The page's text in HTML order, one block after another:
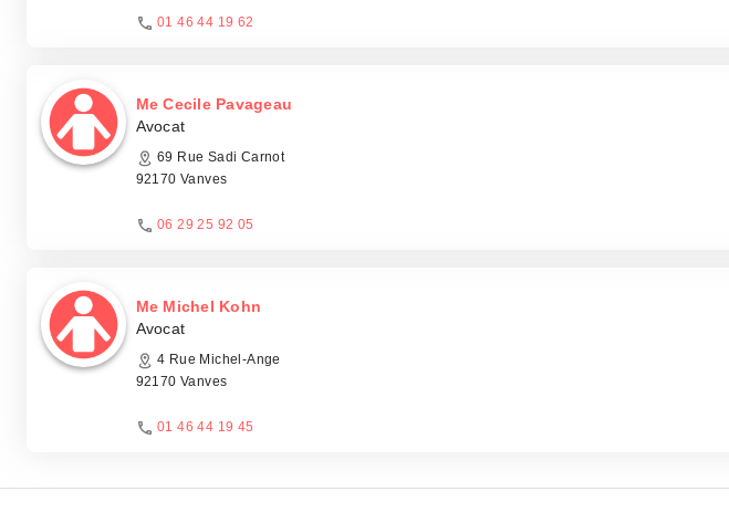
01 46 44 19 62
Me Cecile Pavageau
Avocat
69 Rue Sadi Carnot
92170 Vanves
06 29 25 92 05
Me Michel Kohn
Avocat
4 Rue Michel-Ange
92170 Vanves
01 46 44 19 45